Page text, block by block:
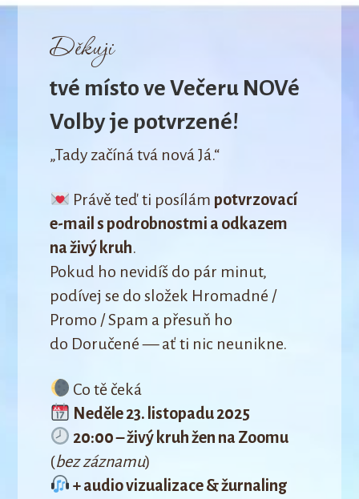
Děkuji
tvé místo ve Večeru NOVé
Volby je potvrzené!
„Tady začíná tvá nová Já.“
Právě teď ti posílám potvrzovací
e-mail s podrobnostmi a odkazem
na živý kruh.
Pokud ho nevidíš do pár minut,
podívej se do složek Hromadné /
Promo / Spam a přesuň ho
do Doručené — ať ti nic neunikne.
Co tě čeká
Neděle 23. listopadu 2025
20:00 – živý kruh žen na Zoomu
(bez záznamu)
+ audio vizualizace & žurnaling